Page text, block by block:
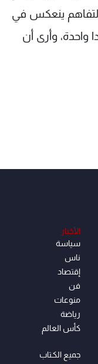
التفاهم ينعكس في
واحدة، وأرى أن
الأخبار
سياسة
ناس
إقتصاد
فن
منوعات
رياضة
كأس العالم
جميع الكـتاب